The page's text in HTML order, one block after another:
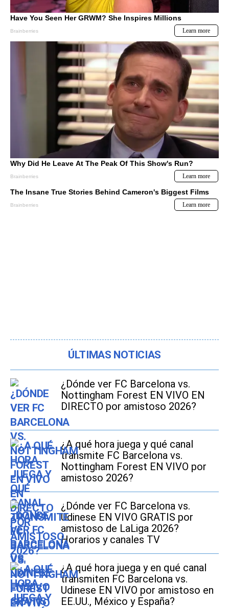
ÚLTIMAS NOTICIAS
¿Dónde ver FC Barcelona vs.
Nottingham Forest EN VIVO EN
DIRECTO por amistoso 2026?
¿A qué hora juega y qué canal
transmite FC Barcelona vs.
Nottingham Forest EN VIVO por
amistoso 2026?
¿Dónde ver FC Barcelona vs.
Udinese EN VIVO GRATIS por
amistoso de LaLiga 2026?
Horarios y canales TV
¿A qué hora juega y en qué canal
transmiten FC Barcelona vs.
Udinese EN VIVO por amistoso en
EE.UU., México y España?